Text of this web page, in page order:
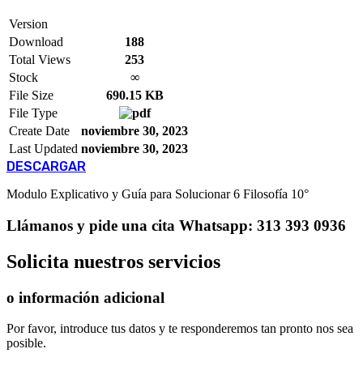
Version
Download
188
Total Views
253
Stock
∞
File Size
690.15 KB
File Type
Create Date
noviembre 30, 2023
Last Updated noviembre 30, 2023
DESCARGAR
Modulo Explicativo y Guía para Solucionar 6 Filosofía 10°
Llámanos y pide una cita Whatsapp: 313 393 0936
Solicita nuestros servicios
o información adicional
Por favor, introduce tus datos y te responderemos tan pronto nos sea
posible.